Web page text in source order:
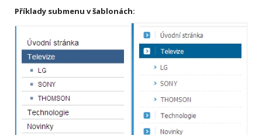
Příklady submenu v šablonách: